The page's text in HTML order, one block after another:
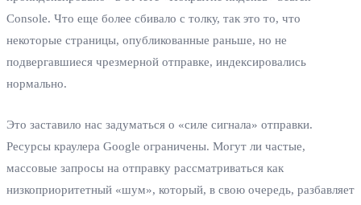
Console. Что еще более сбивало с толку, так это то, что
некоторые страницы, опубликованные раньше, но не
подвергавшиеся чрезмерной отправке, индексировались
нормально.
Это заставило нас задуматься о «силе сигнала» отправки.
Ресурсы краулера Google ограничены. Могут ли частые,
массовые запросы на отправку рассматриваться как
низкоприоритетный «шум», который, в свою очередь, разбавляет